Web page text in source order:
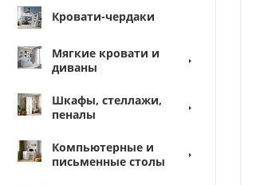
Кровати-чердаки
Мягкие кровати и
диваны
Шкафы, стеллажи,
пеналы
Компьютерные и
письменные столы